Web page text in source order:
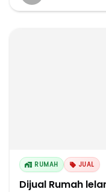
RUMAH JUAL
Dijual Rumah